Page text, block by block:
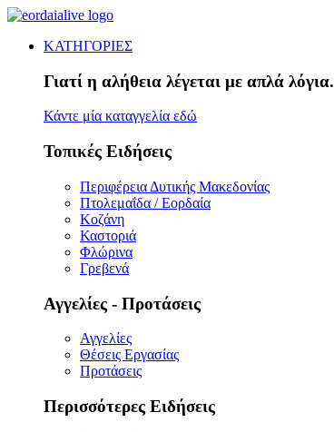
ΚΑΤΗΓΟΡΙΕΣ
Γιατί η αλήθεια λέγεται με απλά λόγια.
Κάντε μία καταγγελία εδώ
Τοπικές Ειδήσεις
Περιφέρεια Δυτικής Μακεδονίας
Πτολεμαΐδα / Εορδαία
Κοζάνη
Καστοριά
Φλώρινα
Γρεβενά
Αγγελίες - Προτάσεις
Αγγελίες
Θέσεις Εργασίας
Προτάσεις
Περισσότερες Ειδήσεις